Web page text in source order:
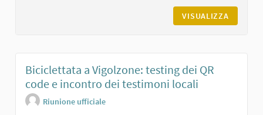
VISUALIZZA
Biciclettata a Vigolzone: testing dei QR
code e incontro dei testimoni locali
Riunione ufficiale